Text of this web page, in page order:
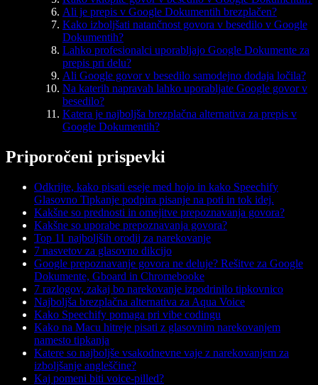
Ali je prepis v Google Dokumentih brezplačen?
Kako izboljšati natančnost govora v besedilo v Google
Dokumentih?
Lahko profesionalci uporabljajo Google Dokumente za
prepis pri delu?
Ali Google govor v besedilo samodejno dodaja ločila?
Na katerih napravah lahko uporabljate Google govor v
besedilo?
Katera je najboljša brezplačna alternativa za prepis v
Google Dokumentih?
Priporočeni prispevki
Odkrijte, kako pisati eseje med hojo in kako Speechify
Glasovno Tipkanje podpira pisanje na poti in tok idej.
Kakšne so prednosti in omejitve prepoznavanja govora?
Kakšne so uporabe prepoznavanja govora?
Top 11 najboljših orodij za narekovanje
7 nasvetov za glasovno dikcijo
Google prepoznavanje govora ne deluje? Rešitve za Google
Dokumente, Gboard in Chromebooke
7 razlogov, zakaj bo narekovanje izpodrinilo tipkovnico
Najboljša brezplačna alternativa za Aqua Voice
Kako Speechify pomaga pri vibe codingu
Kako na Macu hitreje pisati z glasovnim narekovanjem
namesto tipkanja
Katere so najboljše vsakodnevne vaje z narekovanjem za
izboljšanje angleščine?
Kaj pomeni biti voice-pilled?